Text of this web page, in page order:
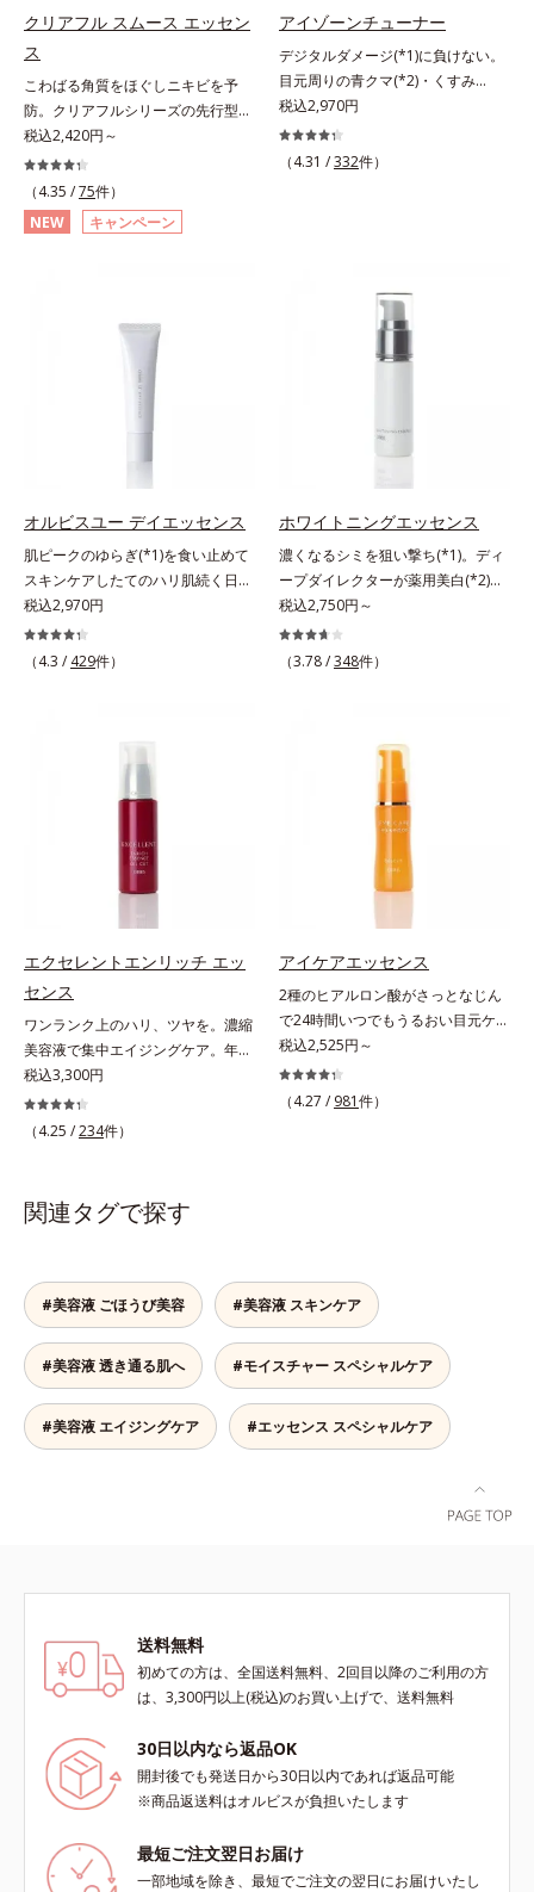
洗顔後にまろやかな感触のミルクで
のない、みずみずしいやわ肌を実現
します。 * 糖化する前の古くなった
角層をふき取り、やわらかい肌を保
つこと。
クリアフル スムース エッセン
ス
こわばる角質をほぐしニキビを予
防。クリアフルシリーズの先行型美
容液。くり返しニキビの根本原因と
毛穴の両方にアプローチする、薬用
ニキビスキンケア「クリアフルシリ
ーズ」の先行型美容液です。こわば
った角質をやわらかくほぐし、毛穴
ます。またクリアフルシリーズに配
合されているのと同じ、5種の和漢
植物由来成分や「ナノVCショット
カプセル」を採用。化粧水前に塗る
だけの簡単ケアで、ゴワつきや肌荒
れ、ニキビを予防します。【ご使用
ステップ】洗顔の後、化粧水の前に
お使いいただく先行型美容液です。
※敏感肌対象パッチテスト済（すべ
ての人に皮膚刺激がおきないという
わけではありません）※アレルギー
テスト済＝全ての方にアレルギーが
おきないということではありません
※ノンコメドジェニックテスト済＝
税込2,420円～
（4.35 /75件）
NEW
キャンペーン
アイゾーンチューナー
デジタルダメージ(*1)に負けない。
目元周りの青クマ(*2)・くすみ
(*3)・乾燥をケアする目元用スティ
ック状美容液。目元周りにあらわれ
る青クマ(*2)・くすみ(*3)・乾燥
を浴び続けると、目元周りには青ク
マ・くすみ・乾燥が……。そこでデ
ジタルダメージの根本原因に着目
機能を兼ね備えた目元用美容液を開
発しました。保湿成分×マッサージ
にワイルドタイムエキス(*5)が肌の
キメを整え、ブライトニングフィル
ター(*6)が光をコントロールして目
元のくすみを払い、透明感のある目
元へ整えます。メイクの上からでも
ＯＫだから、メイク直しのついでに
キリします。スキンケアにもメイク
直しにも使える、デジタルデバイス
が手放せない私たちにぴったりのア
イテムです。*1 肌の乾燥、キメの
乱れ*2 メイク効果による*3 乾燥に
よる*4 マッサージ効果による*5 乾
湿成分*6 ブライトニングフィルタ
ー（酸化チタン、シリカ、マイカ、
コン）= 仕上がり向上粉体
税込2,970円
（4.31 /332件）
オルビスユー デイエッセンス
肌ピークのゆらぎ(*1)を食い止めて
スキンケアしたてのハリ肌続く日中
用美容液。起床直後にピークを迎
え、夕方から夜にかけて徐々にダウ
ンするハリのバイオリズムに着目し
側(*2)からバリア機能にアプローチ
して、うるおいをキープ。さらに紫
外線・近赤外線・大気汚染(*3)をカ
刺激から肌を守ります。肌の内側
(*2)と外側、両方からのWアプロー
かけてダウンしていくハリの低下を
予防。朝の“ピーク肌”が長時間続き
アップさせる効果(*4)があり、朝の
メイク前のスキンケアにぴったり。
オイルカットでベタつかないので、
すぐにメイクが始められます。*1
乾燥など *2 角層内 *3 ちり・ほこ
り等 *4 メイクアップ効果による
税込2,970円
（4.3 / 429件）
ホワイトニングエッセンス
濃くなるシミを狙い撃ち(*1)。ディ
ープダイレクターが薬用美白(*2)成
分を、肌の奥深く(*3)まで効かせる
美容液。しつこいシミの原因“詰ま
りメラニン(*1)”の生成を抑え、透明
ラニンが肌の奥(*3)で詰まっている
状態であることに着目。肌の奥の詰
まりにダイレクトに働きかける処方
を採用しました。ディープダイレク
ター（ヒメフウロエキス、スターフ
ルーツ葉エキス）が詰まりメラニン
美白成分・速効性ビタミンC誘導体
などの成分をシミの元へ届けます。
サラッとしているから、どのスキン
ケアとも相性抜群。一年中気持ちよ
く使える使用感です。*1 過剰に生
成されたメラニン *2 メラニンの生
成を抑え、シミ・ソバカスを防ぐ*3
税込2,750円～
（3.78 /348件）
エクセレントエンリッチ エッ
センス
ワンランク上のハリ、ツヤを。濃縮
美容液で集中エイジングケア。年齢
を重ねた肌に、濃縮エッセンスがさ
らにワンランク上のエイジングケア
(*)を。ハリ、ツヤを集中ケアする保
触の美容液が角層のすみずみまで浸
透し、肌はもっちり、やわらか。角
に使うのが効果的。より積極的な集
中エイジングケアで、もっちりとし
た、つややかな肌に出合えます。*
年齢に応じたお手入れのこと
税込3,300円
（4.25 /234件）
アイケアエッセンス
2種のヒアルロン酸がさっとなじん
で24時間いつでもうるおい目元ケ
ア。メイクの上からもプラスオン
OK。「目元がカサつく、ハリがな
い、疲れて見える・・・」目元を見
2種類のヒアルロン酸が肌の外と内
から贅沢保湿。肌に素早くなじみ、
ここちよく肌を整えます。無油分だ
からこそ実現できたべたつかない使
いごこちで、つけた瞬間から、うる
おいとハリ感のある肌へ。目元はも
ちろん、乾燥が気になる小鼻や口元
税込2,525円～
（4.27 / 981件）
関連タグで探す
#美容液 ごほうび美容 #美容液 スキンケア
#美容液 透き通る肌へ #モイスチャー スペシャルケア
#美容液 エイジングケア #エッセンス スペシャルケア
送料無料
初めての方は、全国送料無料、2回目以降のご利用の方
は、3,300円以上(税込)のお買い上げで、送料無料
30日以内なら返品OK
開封後でも発送日から30日以内であれば返品可能
※商品返送料はオルビスが負担いたします
最短ご注文翌日お届け
一部地域を除き、最短でご注文の翌日にお届けいたし